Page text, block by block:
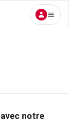
notre